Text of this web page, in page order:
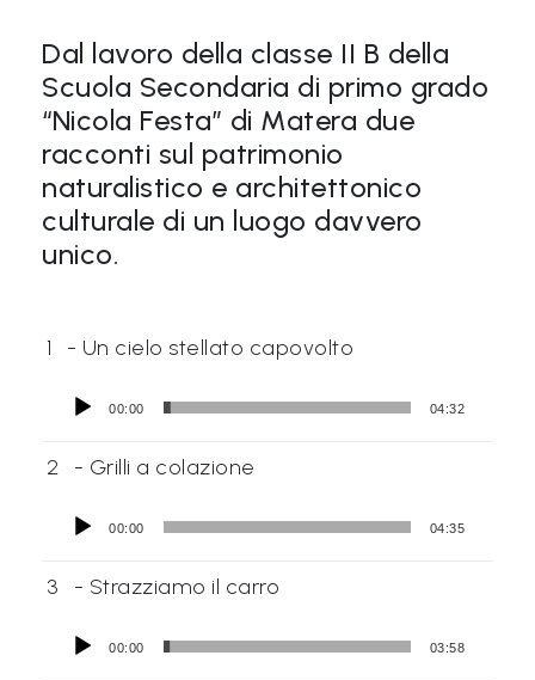
Dal lavoro della classe II B della
Scuola Secondaria di primo grado
“Nicola Festa” di Matera due
racconti sul patrimonio
naturalistico e architettonico
culturale di un luogo davvero
unico.
1 - Un cielo stellato capovolto
00:00 04:32
2 - Grilli a colazione
00:00 04:35
3 - Strazziamo il carro
00:00 03:58